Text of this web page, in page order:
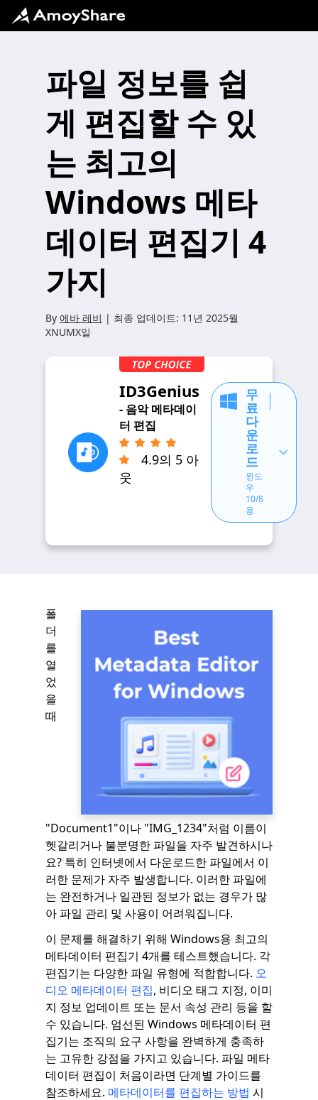
파일 정보를 쉽
게 편집할 수 있
는 최고의
Windows 메타
데이터 편집기 4
가지
By 에바 레비 | 최종 업데이트: 11년 2025월
XNUMX일
ID3Genius
- 음악 메타데이
터 편집
4.9의 5 아
웃
무
료
다
운
로
드
윈도
우
10/8
용
폴
더
를
열
었
을
때
"Document1"이나 "IMG_1234"처럼 이름이
헷갈리거나 불분명한 파일을 자주 발견하시나
요? 특히 인터넷에서 다운로드한 파일에서 이
러한 문제가 자주 발생합니다. 이러한 파일에
는 완전하거나 일관된 정보가 없는 경우가 많
아 파일 관리 및 사용이 어려워집니다.
이 문제를 해결하기 위해 Windows용 최고의
메타데이터 편집기 4개를 테스트했습니다. 각
편집기는 다양한 파일 유형에 적합합니다. 오
디오 메타데이터 편집, 비디오 태그 지정, 이미
지 정보 업데이트 또는 문서 속성 관리 등을 할
수 있습니다. 엄선된 Windows 메타데이터 편
집기는 조직의 요구 사항을 완벽하게 충족하
는 고유한 강점을 가지고 있습니다. 파일 메타
데이터 편집이 처음이라면 단계별 가이드를
참조하세요. 메타데이터를 편집하는 방법 시